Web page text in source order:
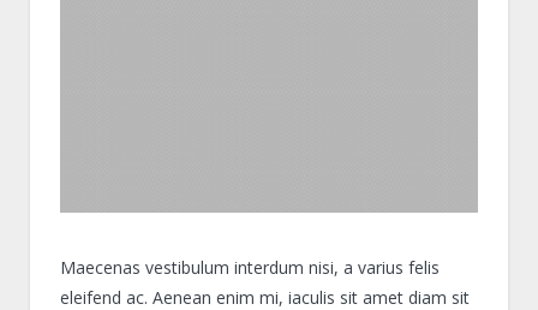
Maecenas vestibulum interdum nisi, a varius felis
eleifend ac. Aenean enim mi, iaculis sit amet diam sit